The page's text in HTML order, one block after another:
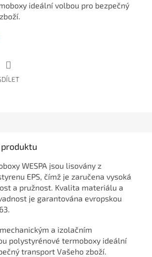
ideální volbou pro bezpečný
WESPA jsou lisovány z
EPS, čímž je zaručena vysoká
a pružnost. Kvalita materiálu a
je garantována evropskou
a izolačním
polystyrénové termoboxy ideální
transport Vašeho zboží.